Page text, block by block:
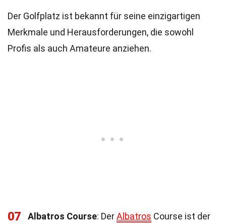
Der Golfplatz ist bekannt für seine einzigartigen
Merkmale und Herausforderungen, die sowohl
Profis als auch Amateure anziehen.
07 Albatros Course: DerAlbatros Course ist der